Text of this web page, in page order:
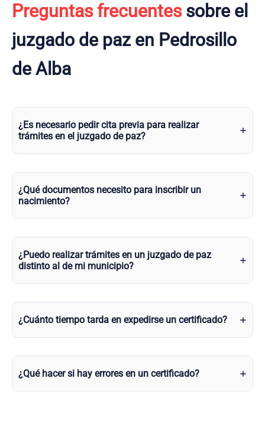
Preguntas frecuentessobre el
juzgado de paz en Pedrosillo
de Alba
¿Es necesario pedir cita previa para realizar
trámites en el juzgado de paz?
¿Qué documentos necesito para inscribir un
nacimiento?
¿Puedo realizar trámites en un juzgado de paz
distinto al de mi municipio?
¿Cuánto tiempo tarda en expedirse un certificado?
¿Qué hacer si hay errores en un certificado?